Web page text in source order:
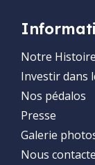
Notre Histoire
Investir dans
Nos pédalos
Presse
Galerie
Nous